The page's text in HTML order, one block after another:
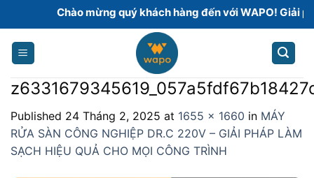
to
content
Chào mừng quý khách hàng đến với WAPO! Giải
Published 24 Tháng 2, 2025 at 1655 × 1660 in MÁY
RỬA SÀN CÔNG NGHIỆP DR.C 220V – GIẢI PHÁP LÀM
SẠCH HIỆU QUẢ CHO MỌI CÔNG TRÌNH